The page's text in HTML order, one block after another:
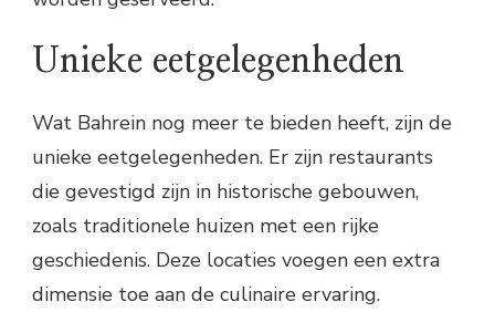
Unieke eetgelegenheden
Wat Bahrein nog meer te bieden heeft, zijn de
unieke eetgelegenheden. Er zijn restaurants
die gevestigd zijn in historische gebouwen,
zoals traditionele huizen met een rijke
geschiedenis. Deze locaties voegen een extra
dimensie toe aan de culinaire ervaring.